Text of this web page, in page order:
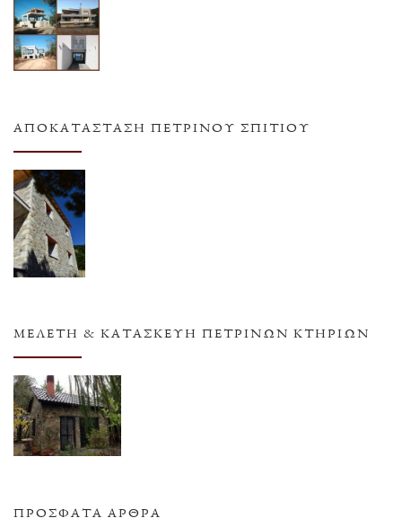
ΑΠΟΚΑΤΆΣΤΑΣΗ ΠΈΤΡΙΝΟΥ ΣΠΙΤΙΟΎ
ΜΕΛΈΤΗ & ΚΑΤΑΣΚΕΥΉ ΠΈΤΡΙΝΩΝ ΚΤΗΡΊΩΝ
ΠΡΌΣΦΑΤΑ ΆΡΘΡΑ